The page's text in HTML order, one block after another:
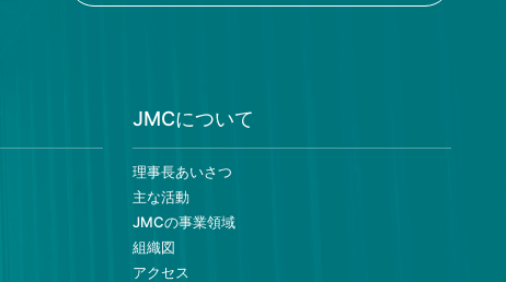
JMCについて
理事長あいさつ
主な活動
JMCの事業領域
組織図
アクセス